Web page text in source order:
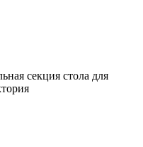
секция стола для